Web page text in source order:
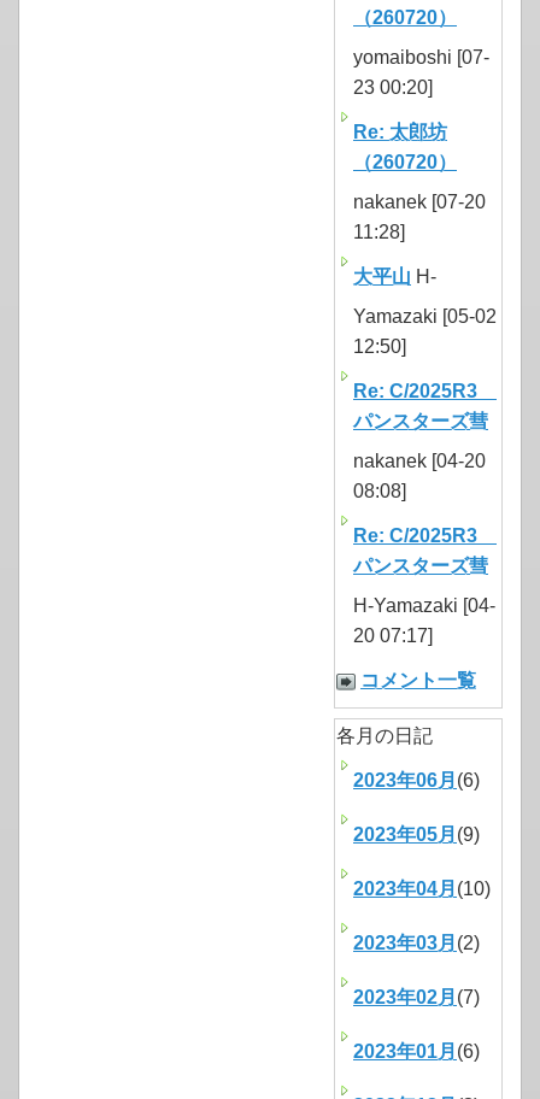
（260720）
yomaiboshi [07-
23 00:20]
Re: 太郎坊
（260720）
nakanek [07-20
11:28]
大平山 H-
Yamazaki [05-02
12:50]
Re: C/2025R3
パンスターズ彗
nakanek [04-20
08:08]
Re: C/2025R3
パンスターズ彗
H-Yamazaki [04-
20 07:17]
コメント一覧
各月の日記
2023年06月 (6)
2023年05月 (9)
2023年04月 (10)
2023年03月 (2)
2023年02月 (7)
2023年01月 (6)